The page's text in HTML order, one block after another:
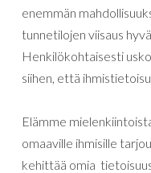
enemmän
tunnetilojen viisaus
Henkilökohtaisesti
siihen, että
Elämme
omaaville ihmisille
kehittää omia